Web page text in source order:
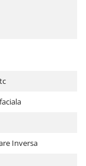
Inversa